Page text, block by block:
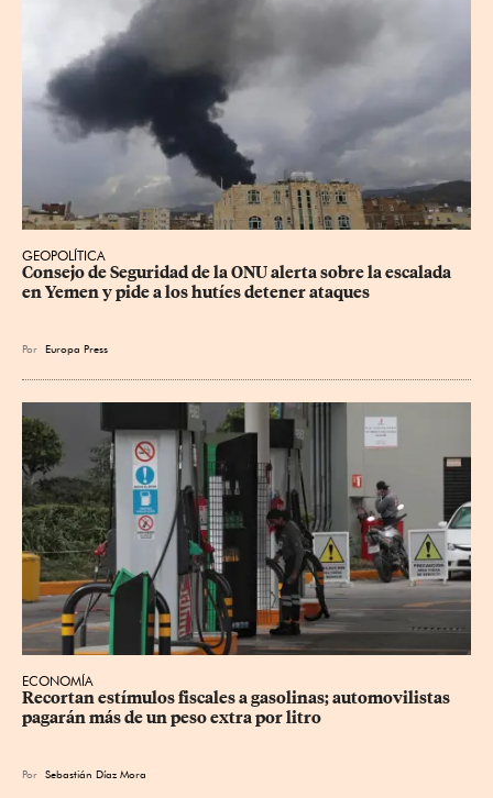
GEOPOLÍTICA
Consejo de Seguridad de la ONU alerta sobre la escalada
en Yemen y pide a los hutíes detener ataques
Por Europa Press
ECONOMÍA
Recortan estímulos fiscales a gasolinas; automovilistas
pagarán más de un peso extra por litro
Por Sebastián Díaz Mora